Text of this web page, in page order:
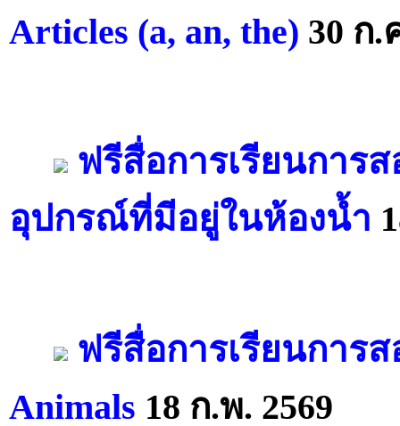
Articles (a, an, the) 30 ก.
ฟรีสื่อการเรียนการ
อุปกรณ์ที่มีอยู่ในห้องน้ำ
ฟรีสื่อการเรียนการ
Animals 18 ก.พ. 2569